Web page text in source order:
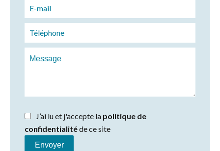
J’ai lu et j'accepte la politique de
confidentialitéde ce site
Envoyer